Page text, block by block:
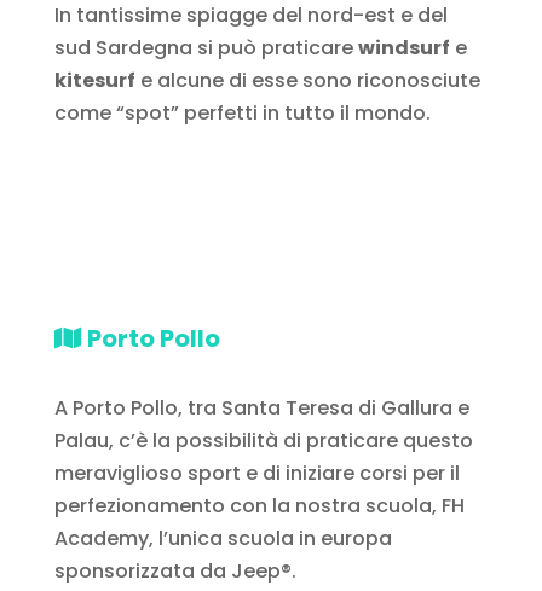
In tantissime spiagge del nord-est e del
sud Sardegna si può praticarewindsurf e
kitesurf e alcune di esse sono riconosciute
come “spot” perfetti in tutto il mondo.
Porto Pollo
A Porto Pollo, tra Santa Teresa di Gallura e
Palau, c’è la possibilità di praticare questo
meraviglioso sport e di iniziare corsi per il
perfezionamento con la nostra scuola, FH
Academy, l’unica scuola in europa
sponsorizzata da Jeep®.